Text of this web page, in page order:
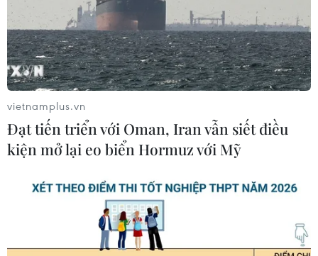
Xem thêm
CƠ QUAN CHỦ QUẢN: THÔNG TẤN XÃ VIỆT NAM
Tổng Biên tập: TRẦN TIẾN DUẨN
Phó Tổng Biên tập: NGUYỄN THỊ TÁM, KHÚC THANH
vietnamplus.vn
Đạt tiến triển với Oman, Iran vẫn siết điều
kiện mở lại eo biển Hormuz với Mỹ